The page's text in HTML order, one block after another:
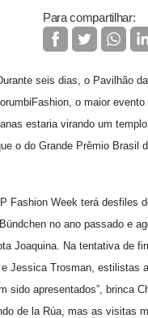
Para compartilhar:
seis dias, o Pavilhão
o maior evento
estaria virando um
o do Grande Prêmio Brasil
Fashion Week terá desfiles
no ano passado e
Joaquina. Na tentativa de
Jessica Trosman, estilistas
sido apresentados”, brinca
de la Rúa, mas as visitas